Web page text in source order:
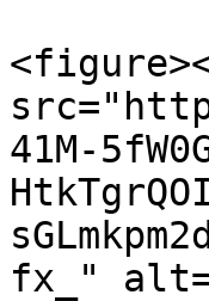
41M-
fx_"